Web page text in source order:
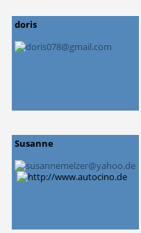
doris
Susanne